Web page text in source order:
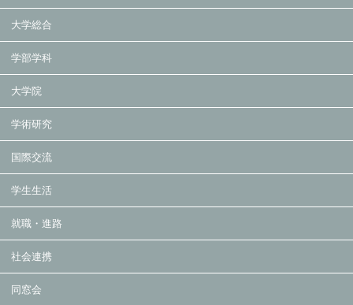
大学総合
学部学科
大学院
学術研究
国際交流
学生生活
就職・進路
社会連携
同窓会